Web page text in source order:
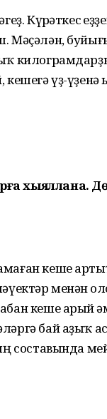
Күрһәткес
Мәҫәлән,
үҙ-
хыяллана.
кеше
менән
кеше арый
бай аҙыҡ
составында